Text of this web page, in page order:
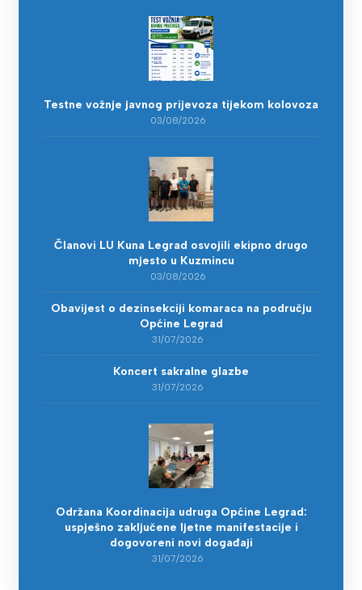
Testne vožnje javnog prijevoza tijekom kolovoza
03/08/2026
Članovi LU Kuna Legrad osvojili ekipno drugo
mjesto u Kuzmincu
03/08/2026
Obavijest o dezinsekciji komaraca na području
Općine Legrad
31/07/2026
Koncert sakralne glazbe
31/07/2026
Održana Koordinacija udruga Općine Legrad:
uspješno zaključene ljetne manifestacije i
dogovoreni novi događaji
31/07/2026